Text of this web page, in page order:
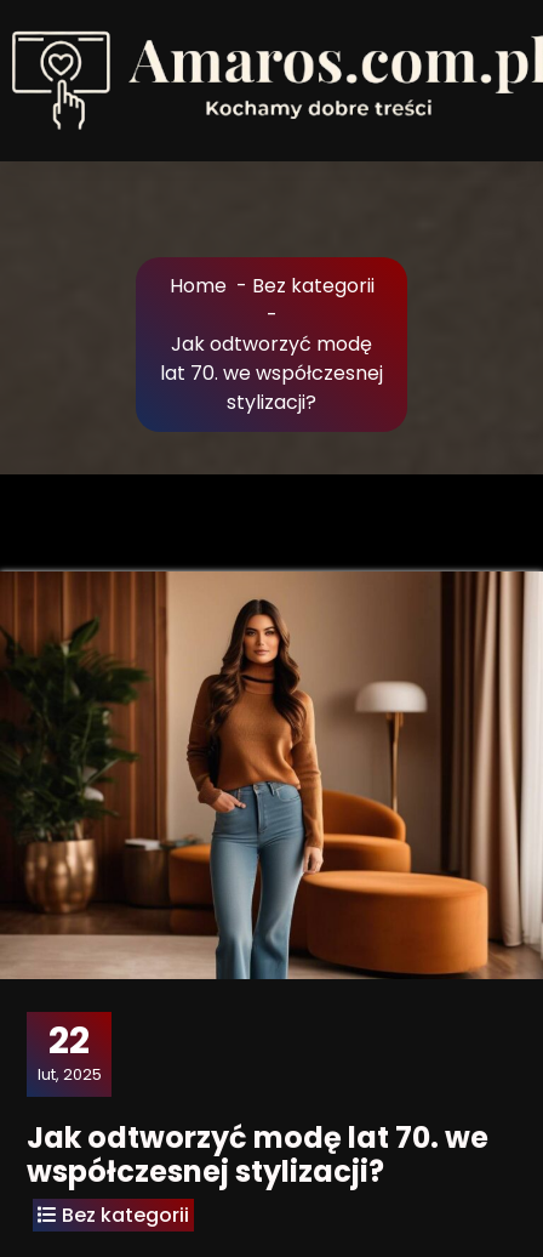
to
Content
Home- Bez kategorii
-
Jak odtworzyć modę
lat 70. we współczesnej
stylizacji?
22
lut, 2025
Jak odtworzyć modę lat 70. we
współczesnej stylizacji?
Bez kategorii